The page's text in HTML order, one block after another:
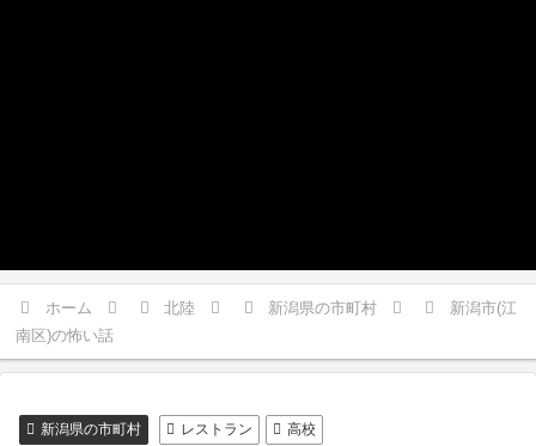
ホーム 北陸 新潟県の市町村
新潟市(江
南区)の怖い話
新潟県の市町村 レストラン 高校